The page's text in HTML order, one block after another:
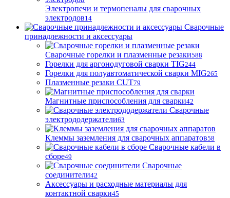
Электропечи и термопеналы для сварочных
электродов14
Сварочные
принадлежности и аксессуары
Сварочные горелки и плазменные резаки588
Горелки для аргонодуговой сварки TIG244
Горелки для полуавтоматической сварки MIG265
Плазменные резаки CUT79
Магнитные приспособления для сварки42
Сварочные
электрододержатели63
Клеммы заземления для сварочных аппаратов58
Сварочные кабели в
сборе49
Сварочные
соединители42
Аксессуары и расходные материалы для
контактной сварки45